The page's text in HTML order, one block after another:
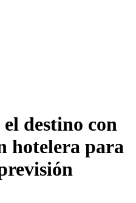
destino con
hotelera para